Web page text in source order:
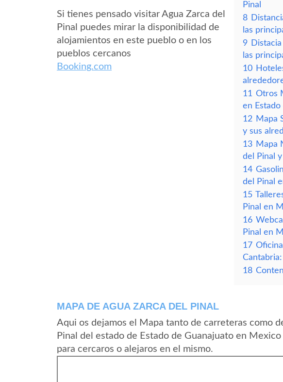
Si tienes pensado visitar Agua Zarca del
Pinal puedes mirar la disponibilidad de
alojamientos en este pueblo o en los
pueblos cercanos
Booking.com
Pinal
8
las
9
las
10
11 Otros
en
12 Mapa
y sus
13 Mapa
del Pinal
14
del Pinal
15
Pinal en
16
Pinal en
17
Cantabria:
18
MAPA DE AGUA ZARCA DEL PINAL
Aqui os dejamos el Mapa tanto de carreteras como
Pinal del estado de Estado de Guanajuato en
para cercaros o alejaros en el mismo.